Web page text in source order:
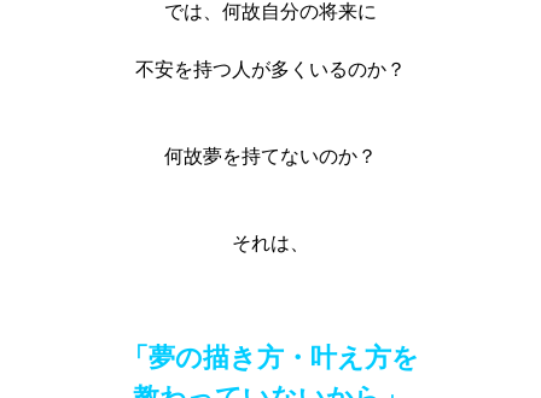
では、何故自分の将来に
不安を持つ人が多くいるのか？
何故夢を持てないのか？
それは、
「夢の描き方・叶え方を